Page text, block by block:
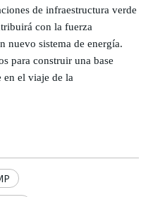
de infraestructura verde
con la fuerza
nuevo sistema de energía.
para construir una base
en el viaje de la